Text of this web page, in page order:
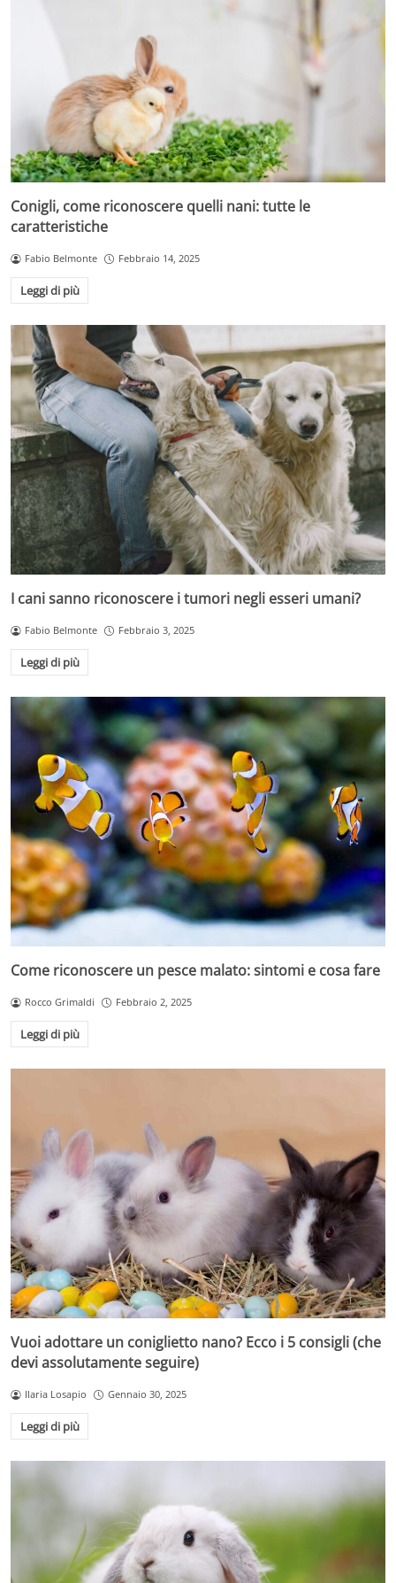
Conigli, come riconoscere quelli nani: tutte le
caratteristiche
Fabio Belmonte Febbraio 14, 2025
Leggi di più
I cani sanno riconoscere i tumori negli esseri umani?
Fabio Belmonte Febbraio 3, 2025
Leggi di più
Come riconoscere un pesce malato: sintomi e cosa fare
Rocco Grimaldi Febbraio 2, 2025
Leggi di più
Vuoi adottare un coniglietto nano? Ecco i 5 consigli (che
devi assolutamente seguire)
Ilaria Losapio Gennaio 30, 2025
Leggi di più